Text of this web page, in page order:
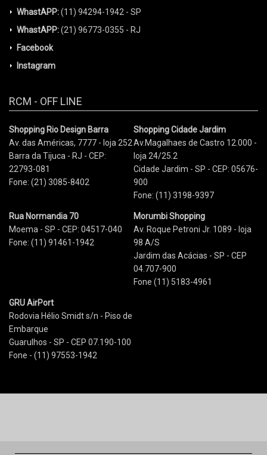
WhastAPP:(11) 94294-1942 - SP
WhastAPP:(21) 96773-0355 - RJ
Facebook
Instagram
RCM - OFF LINE
Shopping Rio Design Barra
Av. das Américas, 7777 - loja 252
Barra da Tijuca - RJ - CEP:
22793-081
Fone: (21) 3085-8402
Shopping Cidade Jardim
Av.Magalhaes de Castro 12.000 -
loja 24/25.2
Cidade Jardim - SP - CEP: 05676-
900
Fone: (11) 3198-9397
Rua Normandia 70
Moema - SP - CEP: 04517-040
Fone: (11) 91461-1942
Morumbi Shopping
Av. Roque Petroni Jr. 1089 - loja
98 A/S
Jardim das Acácias - SP - CEP
04.707-900
Fone (11) 5183-4961
GRU AirPort
Rodovia Hélio Smidt s/n - Piso de
Embarque
Guarulhos - SP - CEP 07.190-100
Fone - (11) 97553-1942